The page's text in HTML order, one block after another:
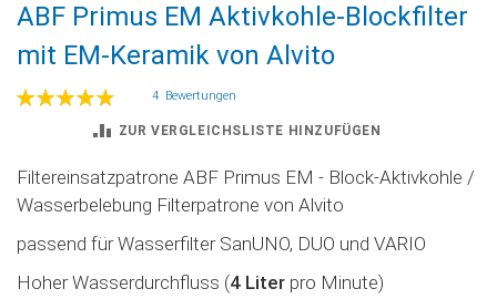
Anfang
Bildgalerie
springen
ABF Primus EM Aktivkohle-Blockfilter
mit EM-Keramik von Alvito
Bewertung:
4 Bewertungen
ZUR VERGLEICHSLISTE HINZUFÜGEN
Filtereinsatzpatrone ABF Primus EM - Block-Aktivkohle /
Wasserbelebung Filterpatrone von Alvito
passend für Wasserfilter SanUNO, DUO und VARIO
Hoher Wasserdurchfluss (4 Liter pro Minute)